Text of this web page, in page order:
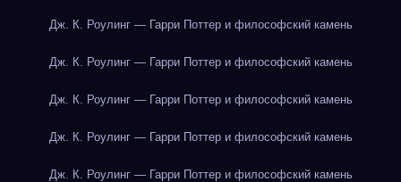
Дж. К. Роулинг — Гарри Поттер и философский камень
Дж. К. Роулинг — Гарри Поттер и философский камень
Дж. К. Роулинг — Гарри Поттер и философский камень
Дж. К. Роулинг — Гарри Поттер и философский камень
Дж. К. Роулинг — Гарри Поттер и философский камень